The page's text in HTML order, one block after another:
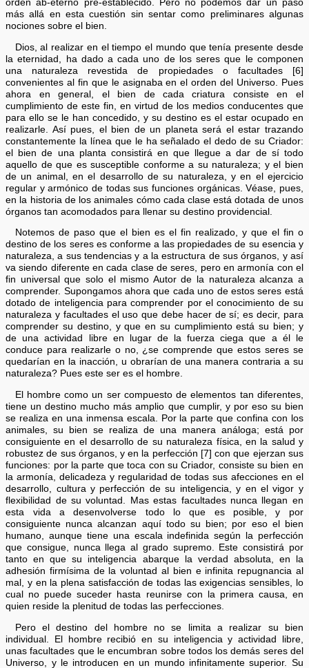
orden ab-eterno pre-establecido. Pero no podemos dar un paso
más allá en esta cuestión sin sentar como preliminares algunas
nociones sobre el bien.
Dios, al realizar en el tiempo el mundo que tenía presente desde
la eternidad, ha dado a cada uno de los seres que le componen
una naturaleza revestida de propiedades o facultades [6]
convenientes al fin que le asignaba en el orden del Universo. Pues
ahora en general, el bien de cada criatura consiste en el
cumplimiento de este fin, en virtud de los medios conducentes que
para ello se le han concedido, y su destino es el estar ocupado en
realizarle. Así pues, el bien de un planeta será el estar trazando
constantemente la línea que le ha señalado el dedo de su Criador:
el bien de una planta consistirá en que llegue a dar de sí todo
aquello de que es susceptible conforme a su naturaleza; y el bien
de un animal, en el desarrollo de su naturaleza, y en el ejercicio
regular y armónico de todas sus funciones orgánicas. Véase, pues,
en la historia de los animales cómo cada clase está dotada de unos
órganos tan acomodados para llenar su destino providencial.
Notemos de paso que el bien es el fin realizado, y que el fin o
destino de los seres es conforme a las propiedades de su esencia y
naturaleza, a sus tendencias y a la estructura de sus órganos, y así
va siendo diferente en cada clase de seres, pero en armonía con el
fin universal que solo el mismo Autor de la naturaleza alcanza a
comprender. Supongamos ahora que cada uno de estos seres está
dotado de inteligencia para comprender por el conocimiento de su
naturaleza y facultades el uso que debe hacer de sí; es decir, para
comprender su destino, y que en su cumplimiento está su bien; y
de una actividad libre en lugar de la fuerza ciega que a él le
conduce para realizarle o no, ¿se comprende que estos seres se
quedarían en la inacción, u obrarían de una manera contraria a su
naturaleza? Pues este ser es el hombre.
El hombre como un ser compuesto de elementos tan diferentes,
tiene un destino mucho más amplio que cumplir, y por eso su bien
se realiza en una inmensa escala. Por la parte que confina con los
animales, su bien se realiza de una manera análoga; está por
consiguiente en el desarrollo de su naturaleza física, en la salud y
robustez de sus órganos, y en la perfección [7] con que ejerzan sus
funciones: por la parte que toca con su Criador, consiste su bien en
la armonía, delicadeza y regularidad de todas sus afecciones en el
desarrollo, cultura y perfección de su inteligencia, y en el vigor y
flexibilidad de su voluntad. Mas estas facultades nunca llegan en
esta vida a desenvolverse todo lo que es posible, y por
consiguiente nunca alcanzan aquí todo su bien; por eso el bien
humano, aunque tiene una escala indefinida según la perfección
que consigue, nunca llega al grado supremo. Este consistirá por
tanto en que su inteligencia abarque la verdad absoluta, en la
adhesión firmísima de la voluntad al bien e infinita repugnancia al
mal, y en la plena satisfacción de todas las exigencias sensibles, lo
cual no puede suceder hasta reunirse con la primera causa, en
quien reside la plenitud de todas las perfecciones.
Pero el destino del hombre no se limita a realizar su bien
individual. El hombre recibió en su inteligencia y actividad libre,
unas facultades que le encumbran sobre todos los demás seres del
Universo, y le introducen en un mundo infinitamente superior. Su